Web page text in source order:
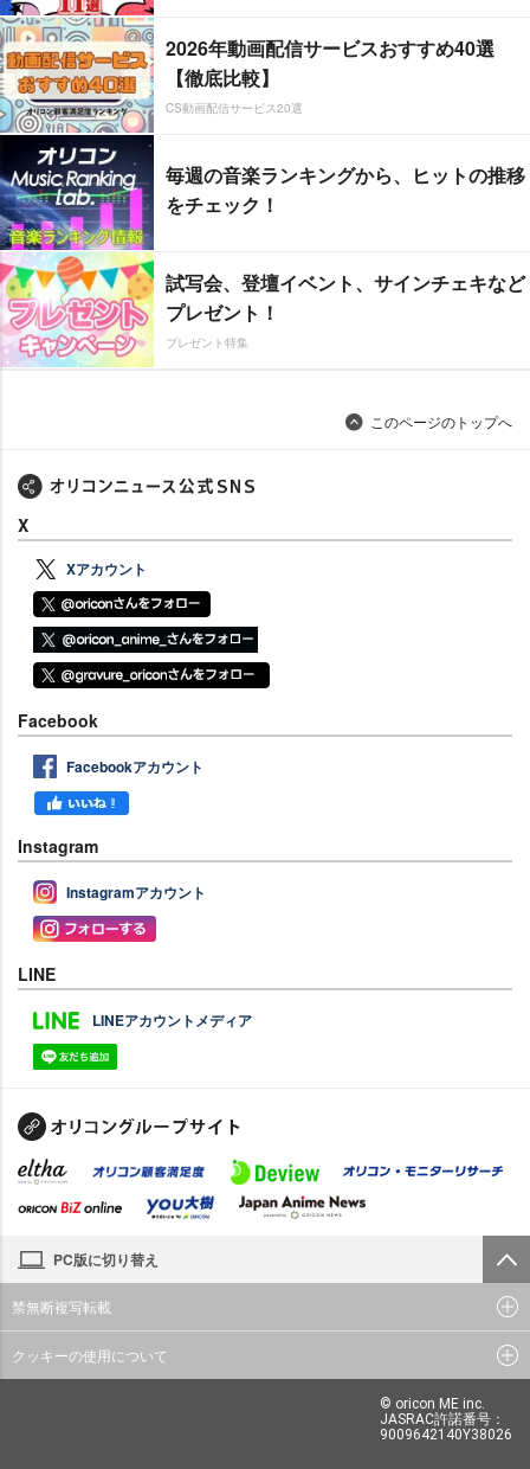
2026年動画配信サービスおすすめ40選
【徹底比較】
CS動画配信サービス20選
毎週の音楽ランキングから、ヒットの推移
をチェック！
試写会、登壇イベント、サインチェキなど
プレゼント！
プレゼント特集
このページのトップへ
X
Xアカウント
Facebook
Facebookアカウント
Instagram
Instagramアカウント
LINE
LINEアカウントメディア
PC版に切り替え
禁無断複写転載
クッキーの使用について
© oricon ME inc.
JASRAC許諾番号：
9009642140Y38026